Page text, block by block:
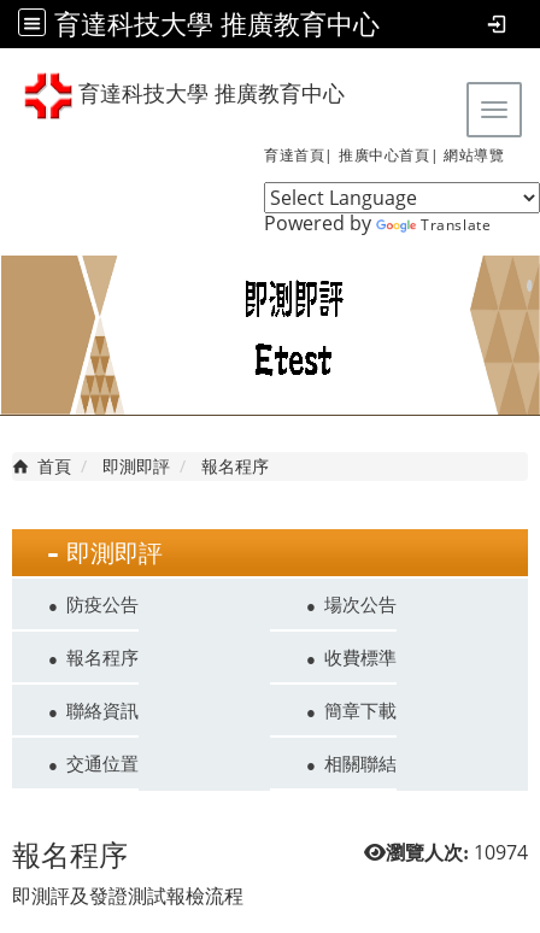
育達科技大學 推廣教育中心
育達科技大學 推廣教育中心
育達首頁| 推廣中心首頁| 網站導覽
Powered by Translate
首頁 即測即評 報名程序
即測即評
防疫公告 場次公告
報名程序 收費標準
聯絡資訊 簡章下載
交通位置 相關聯結
瀏覽人次: 10974
報名程序
即測評及發證測試報檢流程